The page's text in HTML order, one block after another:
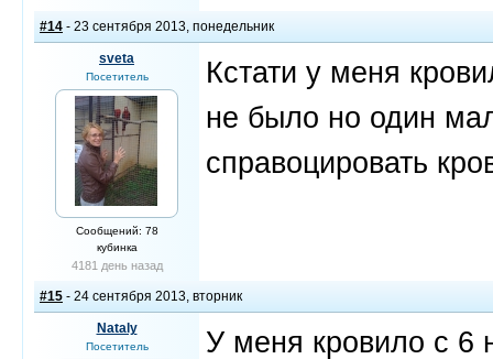
#14 - 23 сентября 2013, понедельник
sveta
Посетитель
Сообщений: 78
кубинка
4181 день назад
Кстати у меня
не было но один
справоцировать
#15 - 24 сентября 2013, вторник
Nataly
Посетитель
У меня кровило с 6